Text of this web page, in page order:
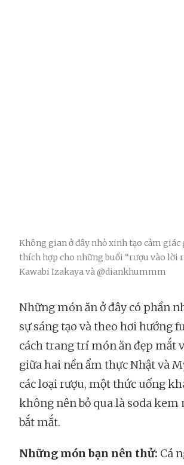
Không gian ở đây nhỏ xinh tạo cảm giác
thích hợp cho những buổi “rượu vào lời
Kawabi Izakaya và @diankhummm
Những món ăn ở đây có phần
sự sáng tạo và theo hơi hướng
cách trang trí món ăn đẹp mắt
giữa hai nền ẩm thực Nhật và
các loại rượu, một thức uống
không nên bỏ qua là soda kem
bắt mắt.
Những món bạn nên thử: Cá